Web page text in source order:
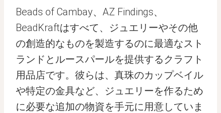
Beads of Cambay、AZ Findings、
BeadKraftはすべて、ジュエリーやその他
の創造的なものを製造するのに最適なスト
ランドとルースパールを提供するクラフト
用品店です。彼らは、真珠のカップベイル
や特定の金具など、ジュエリーを作るため
に必要な追加の物資を手元に用意していま